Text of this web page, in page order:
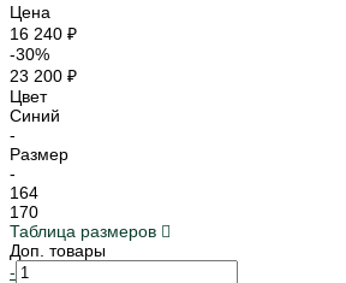
Цена
16 240 ₽
-30%
23 200 ₽
Цвет
Синий
-
Размер
-
164
170
Таблица размеров
Доп. товары
-